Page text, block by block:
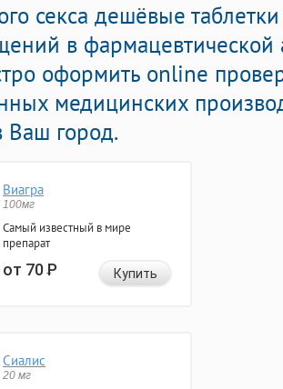
секса дешёвые
в фармацевтической
оформить online
медицинских
Ваш город.
Виагра
100мг
Самый известный в мире
препарат
от 70Р Купить
Сиалис
20 мг